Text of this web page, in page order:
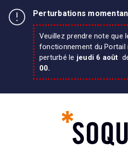
Perturbations
Veuillez prendre note que
fonctionnement du Portail
perturbé le jeudi 6 août
00.